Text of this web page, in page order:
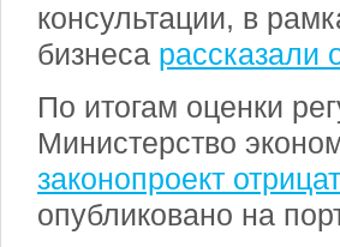
консультации, в
бизнеса рассказали
По итогам оценки
Министерство
законопроект
опубликовано на